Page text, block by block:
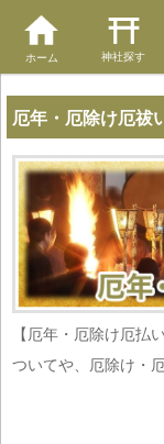
ホーム 神社探す
厄年・厄除け厄祓
【厄年・厄除け厄払
ついてや、厄除け・